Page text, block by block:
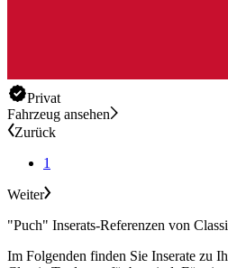
Privat
Fahrzeug ansehen
Zurück
1
Weiter
"Puch" Inserats-Referenzen von
Im Folgenden finden Sie Inserate zu